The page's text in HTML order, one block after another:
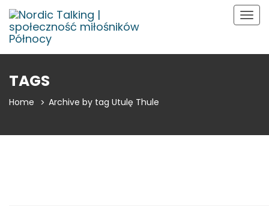
TAGS
Home Archive by tag Utulę Thule